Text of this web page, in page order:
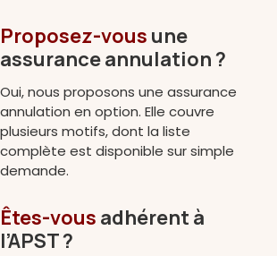
Proposez-vous une
assurance annulation ?
Oui, nous proposons une assurance
annulation en option. Elle couvre
plusieurs motifs, dont la liste
complète est disponible sur simple
demande.
Êtes-vous adhérent à
l’APST ?